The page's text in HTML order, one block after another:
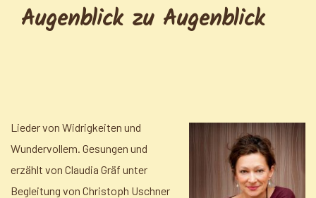
Augenblick zu Augenblick
Lieder von Widrigkeiten und
Wundervollem. Gesungen und
erzählt von Claudia Gräf unter
Begleitung von Christoph Uschner